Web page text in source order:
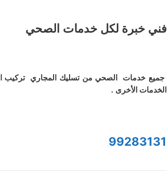
فني خبرة لكل خدمات الصحي
جميع خدمات الصحي من تسليك المجاري تركيب
الخدمات الأخرى .
99283131